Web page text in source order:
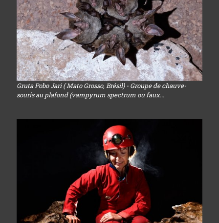
Gruta Pobo Jari ( Mato Grosso, Brésil) - Groupe de chauve-
souris au plafond (vampyrum spectrum ou faux...